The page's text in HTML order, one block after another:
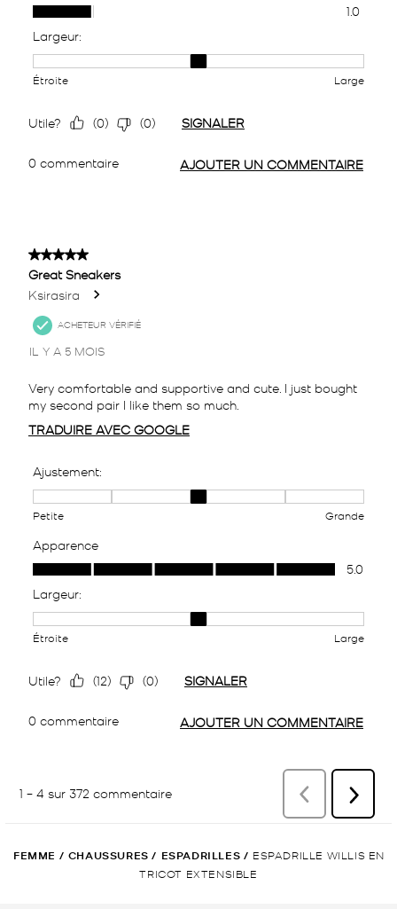
FEMME / CHAUSSURES / ESPADRILLES / ESPADRILLE WILLIS EN
TRICOT EXTENSIBLE